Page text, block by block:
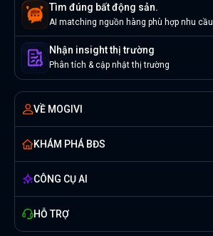
Tìm đúng bất động sản.
AI matching nguồn hàng phù hợp nhu cầu
Nhận insight thị trường
Phân tích & cập nhật thị trường
VỀ MOGIVI
KHÁM PHÁ BĐS
CÔNG CỤ AI
HỖ TRỢ